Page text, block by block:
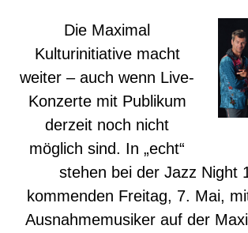
Die Maximal
Kulturinitiative macht
weiter – auch wenn Live-
Konzerte mit Publikum
derzeit noch nicht
möglich sind. In „echt“
stehen bei der Jazz Night
kommenden Freitag, 7. Mai,
Ausnahmemusiker auf der